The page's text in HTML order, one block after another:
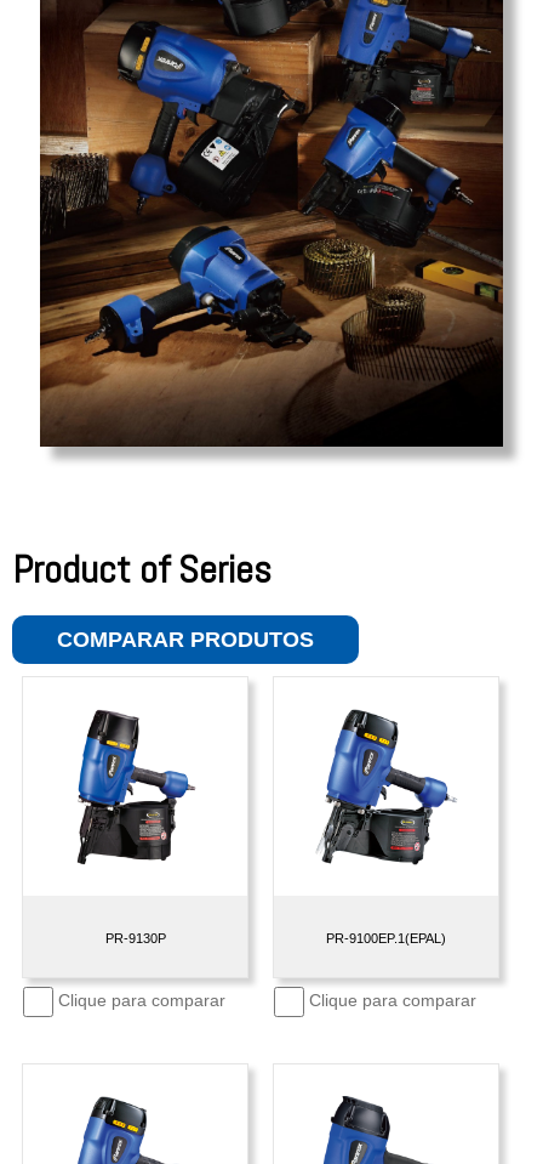
Product of Series
COMPARAR PRODUTOS
Clique para comparar
PR-9130P
Clique para comparar
PR-9100EP.1(EPAL)